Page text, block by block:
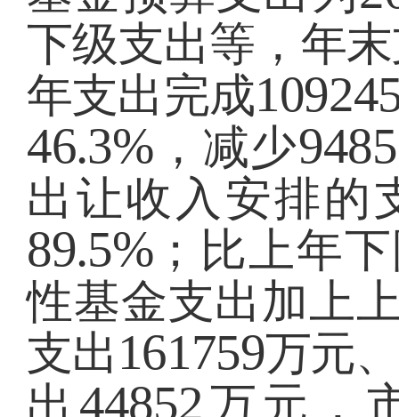
下级支出等，年
年支出完成
46.3%，减少
出让收入安排的
89.5%；比上年
性基金支出加上
支出 161759万元
出 44852万元，